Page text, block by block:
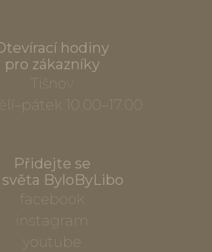
hodiny
pro zákazníky
Tišnov
10.00–17.00
Přidejte se
ByloByLibo
facebook
instagram
youtube